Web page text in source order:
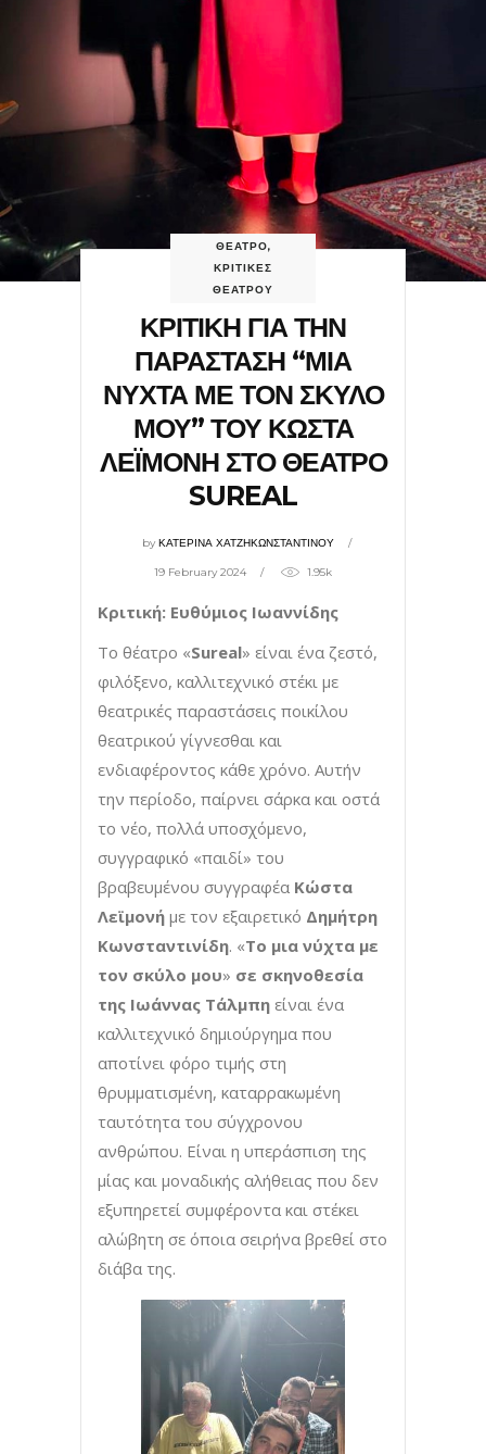
ΘΕΑΤΡΟ,
ΚΡΙΤΙΚΕΣ
ΘΕΑΤΡΟΥ
ΚΡΙΤΙΚΗ ΓΙΑ ΤΗΝ
ΠΑΡΑΣΤΑΣΗ “ΜΙΑ
ΝΥΧΤΑ ΜΕ ΤΟΝ ΣΚΥΛΟ
ΜΟΥ” ΤΟΥ ΚΩΣΤΑ
ΛΕΪΜΟΝΗ ΣΤΟ ΘΕΑΤΡΟ
SUREAL
byΚΑΤΕΡΙΝΑ ΧΑΤΖΗΚΩΝΣΤΑΝΤΙΝΟΥ
19 February 2024 1.95k
Κριτική: Ευθύμιος Ιωαννίδης
Το θέατρο «Sureal» είναι ένα ζεστό,
φιλόξενο, καλλιτεχνικό στέκι με
θεατρικές παραστάσεις ποικίλου
θεατρικού γίγνεσθαι και
ενδιαφέροντος κάθε χρόνο. Αυτήν
την περίοδο, παίρνει σάρκα και οστά
το νέο, πολλά υποσχόμενο,
συγγραφικό «παιδί» του
βραβευμένου συγγραφέα Κώστα
Λεϊμονή με τον εξαιρετικό Δημήτρη
Κωνσταντινίδη. «To μια νύχτα με
τον σκύλο μου» σε σκηνοθεσία
της Ιωάννας Τάλμπη είναι ένα
καλλιτεχνικό δημιούργημα που
αποτίνει φόρο τιμής στη
θρυμματισμένη, καταρρακωμένη
ταυτότητα του σύγχρονου
ανθρώπου. Είναι η υπεράσπιση της
μίας και μοναδικής αλήθειας που δεν
εξυπηρετεί συμφέροντα και στέκει
αλώβητη σε όποια σειρήνα βρεθεί στο
διάβα της.